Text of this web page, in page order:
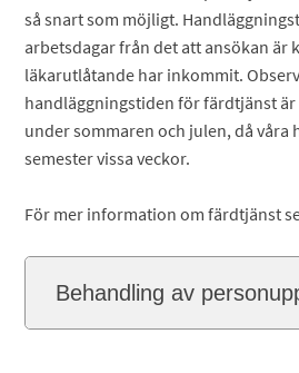
så snart som möjligt.
arbetsdagar från det att ansökan är
läkarutlåtande har inkommit.
handläggningstiden för färdtjänst
under sommaren och julen, då våra
semester vissa veckor.
För mer information om färdtjänst
Behandling av